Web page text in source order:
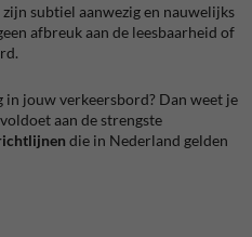
subtiel aanwezig en nauwelijks
afbreuk aan de leesbaarheid of
jouw verkeersbord? Dan weet je
aan de strengste
die in Nederland gelden